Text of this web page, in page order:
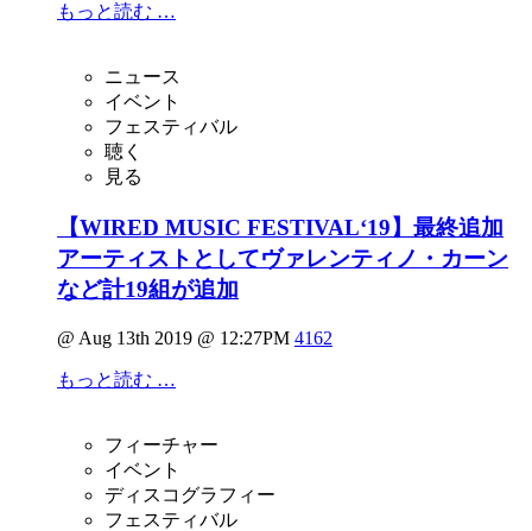
もっと読む …
ニュース
イベント
フェスティバル
聴く
見る
【WIRED MUSIC FESTIVAL‘19】最終追加
アーティストとしてヴァレンティノ・カーン
など計19組が追加
@ Aug 13th 2019 @ 12:27PM 4162
もっと読む …
フィーチャー
イベント
ディスコグラフィー
フェスティバル